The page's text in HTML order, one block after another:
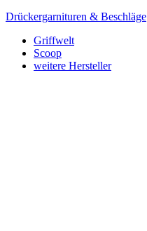
Drückergarnituren & Beschläge
Griffwelt
Scoop
weitere Hersteller